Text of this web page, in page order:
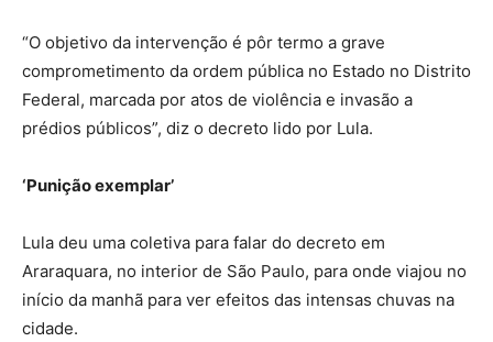
“O objetivo da intervenção é pôr termo a grave
comprometimento da ordem pública no Estado no Distrito
Federal, marcada por atos de violência e invasão a
prédios públicos”, diz o decreto lido por Lula.
‘Punição exemplar’
Lula deu uma coletiva para falar do decreto em
Araraquara, no interior de São Paulo, para onde viajou no
início da manhã para ver efeitos das intensas chuvas na
cidade.